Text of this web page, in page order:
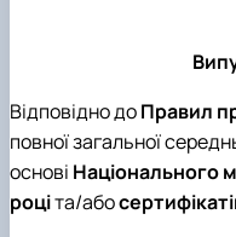
Відповідно доПравил
повної загальної
основі Національного
роціта/або